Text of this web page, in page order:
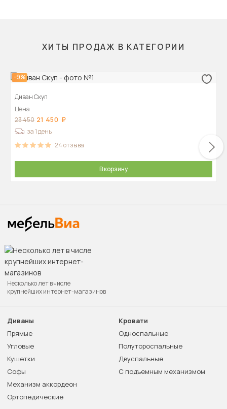
ХИТЫ ПРОДАЖ В КАТЕГОРИИ
-9%
Диван Скуп
Цена
23 450 21 450
за 1 день
24отзыва
В корзину
Несколько лет в числе
крупнейших интернет-магазинов
Диваны
Прямые
Угловые
Кушетки
Софы
Механизм аккордеон
Ортопедические
Кровати
Односпальные
Полутороспальные
Двуспальные
С подъемным механизмом